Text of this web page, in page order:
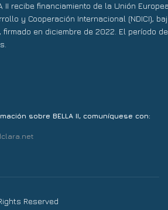
II recibe financiamiento de la Unión
y Cooperación Internacional (NDICI),
firmado en diciembre de 2022. El período
sobre BELLA II, comuníquese con:
Reserved